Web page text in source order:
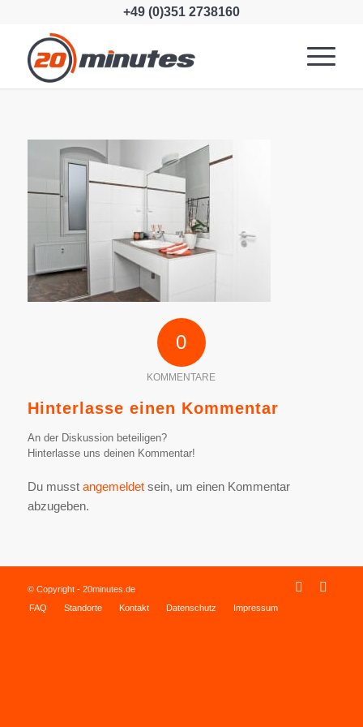
+49 (0)351 2738160
0
KOMMENTARE
Hinterlasse einen Kommentar
An der Diskussion beteiligen?
Hinterlasse uns deinen Kommentar!
Du musst angemeldetsein, um einen Kommentar
abzugeben.
© Copyright - 20minutes.de
FAQ
Standorte Kontakt Datenschutz Impressum